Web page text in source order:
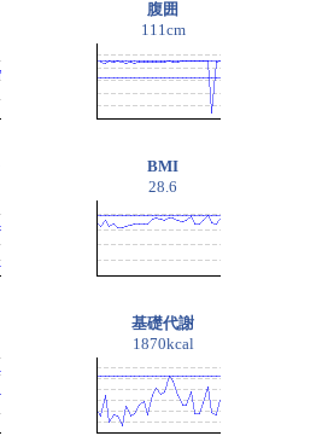
腹囲
111cm
BMI
28.6
基礎代謝
1870kcal